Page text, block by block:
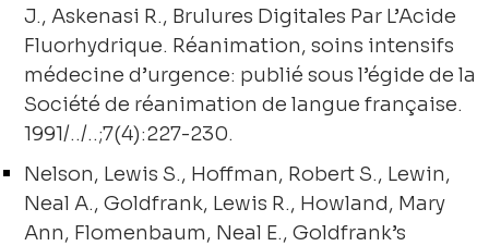
J., Askenasi R., Brulures Digitales Par L’Acide
Fluorhydrique. Réanimation, soins intensifs
médecine d’urgence: publié sous l’égide de la
Société de réanimation de langue française.
1991/../..;7(4):227-230.
Nelson, Lewis S., Hoffman, Robert S., Lewin,
Neal A., Goldfrank, Lewis R., Howland, Mary
Ann, Flomenbaum, Neal E., Goldfrank’s